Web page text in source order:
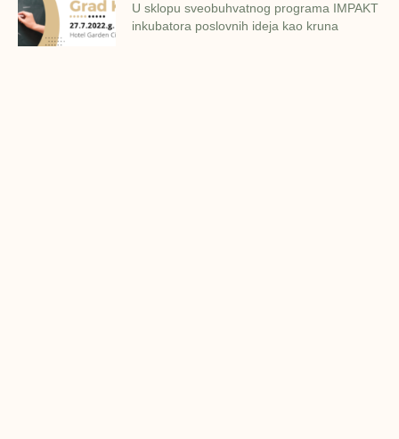
U sklopu sveobuhvatnog programa IMPAKT
inkubatora poslovnih ideja kao kruna